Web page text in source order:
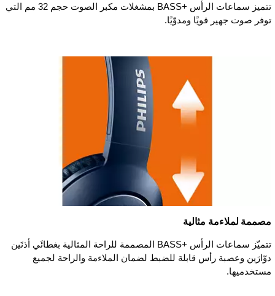
تتميز سماعات الرأس BASS+‎ بمشغلات مكبر الصوت حجم 32 مم التي
توفر صوت جهير قويًا ومدوّيًا.
مصممة لملاءمة مثالية
تتميّز سماعات الرأس BASS+‎ المصممة للراحة المثالية بغطائَي أذنَين
دوّارَين وعصبة رأس قابلة للضبط لضمان الملاءمة والراحة لجميع
مستخدميها.